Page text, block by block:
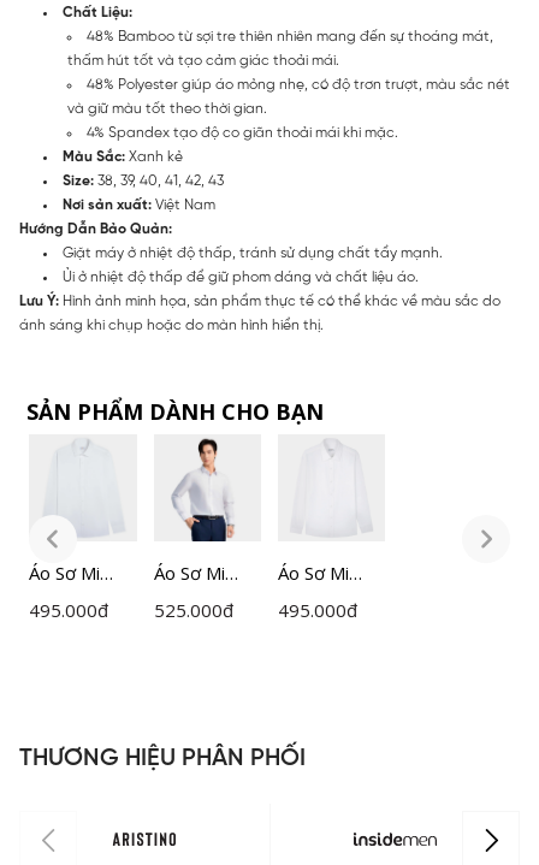
Chất Liệu:
48% Bamboo từ sợi tre thiên nhiên mang đến sự thoáng mát,
thấm hút tốt và tạo cảm giác thoải mái.
48% Polyester giúp áo mỏng nhẹ, có độ trơn trượt, màu sắc nét
và giữ màu tốt theo thời gian.
4% Spandex tạo độ co giãn thoải mái khi mặc.
Màu Sắc: Xanh kẻ
Size: 38, 39, 40, 41, 42, 43
Nơi sản xuất: Việt Nam
Hướng Dẫn Bảo Quản:
Giặt máy ở nhiệt độ thấp, tránh sử dụng chất tẩy mạnh.
Ủi ở nhiệt độ thấp để giữ phom dáng và chất liệu áo.
Lưu Ý: Hình ảnh minh họa, sản phẩm thực tế có thể khác về màu sắc do
ánh sáng khi chụp hoặc do màn hình hiển thị.
SẢN PHẨM DÀNH CHO BẠN
Áo Sơ Mi
Nam
495.000đ
Áo Sơ Mi
Nam Trắng
525.000đ
Áo Sơ Mi
Nam
495.000đ
THƯƠNG HIỆU PHÂN PHỐI